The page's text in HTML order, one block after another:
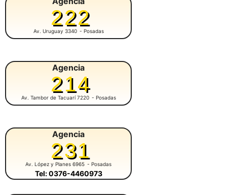
222
Av. Uruguay 3340 - Posadas
Agencia
214
Av. Tambor de Tacuarí 7220 - Posadas
Agencia
231
Av. López y Planes 6965 - Posadas
Tel: 0376-4460973